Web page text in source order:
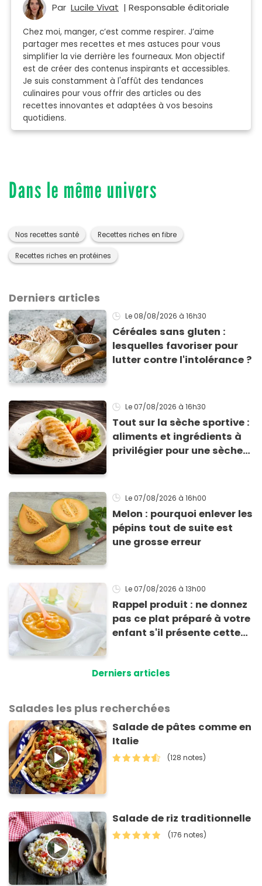
Par Lucile Vivat | Responsable éditoriale
Chez moi, manger, c’est comme respirer. J’aime
partager mes recettes et mes astuces pour vous
simplifier la vie derrière les fourneaux. Mon objectif
est de créer des contenus inspirants et accessibles.
Je suis constamment à l'affût des tendances
culinaires pour vous offrir des articles ou des
recettes innovantes et adaptées à vos besoins
quotidiens.
Dans le même univers
Nos recettes santé Recettes riches en fibre
Recettes riches en protéines
Derniers articles
Le 08/08/2026 à 16h30
Céréales sans gluten :
lesquelles favoriser pour
lutter contre l'intolérance ?
Le 07/08/2026 à 16h30
Tout sur la sèche sportive :
aliments et ingrédients à
privilégier pour une sèche
Le 07/08/2026 à 16h00
Melon : pourquoi enlever les
pépins tout de suite est
une grosse erreur
Le 07/08/2026 à 13h00
Rappel produit : ne donnez
pas ce plat préparé à votre
enfant s'il présente cette
Derniers articles
Salades les plus recherchées
Salade de pâtes comme en
Italie
(128 notes)
Salade de riz traditionnelle
(176 notes)